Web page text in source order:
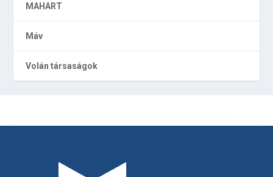
MAHART
Máv
Volán társaságok